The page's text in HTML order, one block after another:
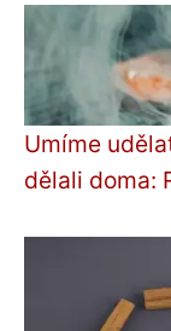
Umíme
dělali doma: